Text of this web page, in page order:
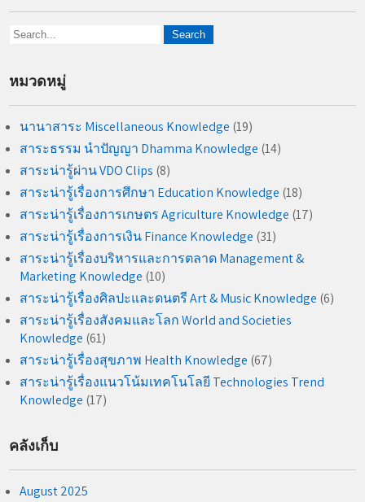
หมวดหมู่
นานาสาระ Miscellaneous Knowledge (19)
สาระธรรม นำปัญญา Dhamma Knowledge (14)
สาระน่ารู้ผ่าน VDO Clips (8)
สาระน่ารู้เรื่องการศึกษา Education Knowledge (18)
สาระน่ารู้เรื่องการเกษตร Agriculture Knowledge (17)
สาระน่ารู้เรื่องการเงิน Finance Knowledge (31)
สาระน่ารู้เรื่องบริหารและการตลาด Management &
Marketing Knowledge (10)
สาระน่ารู้เรื่องศิลปะและดนตรี Art & Music Knowledge (6)
สาระน่ารู้เรื่องสังคมและโลก World and Societies
Knowledge (61)
สาระน่ารู้เรื่องสุขภาพ Health Knowledge (67)
สาระน่ารู้เรื่องแนวโน้มเทคโนโลยี Technologies Trend
Knowledge (17)
คลังเก็บ
August 2025